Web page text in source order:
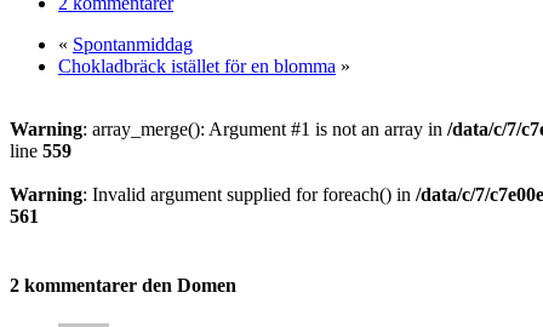
« Spontanmiddag
Chokladbräck istället för en blomma »
Warning: array_merge(): Argument #1 is not an array in /data/c/7/
line 559
Warning: Invalid argument supplied for foreach() in /data/c/7/
561
2 kommentarer den Domen